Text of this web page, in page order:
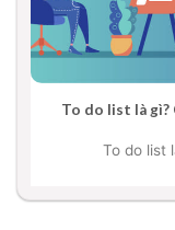
To do list là
To do list